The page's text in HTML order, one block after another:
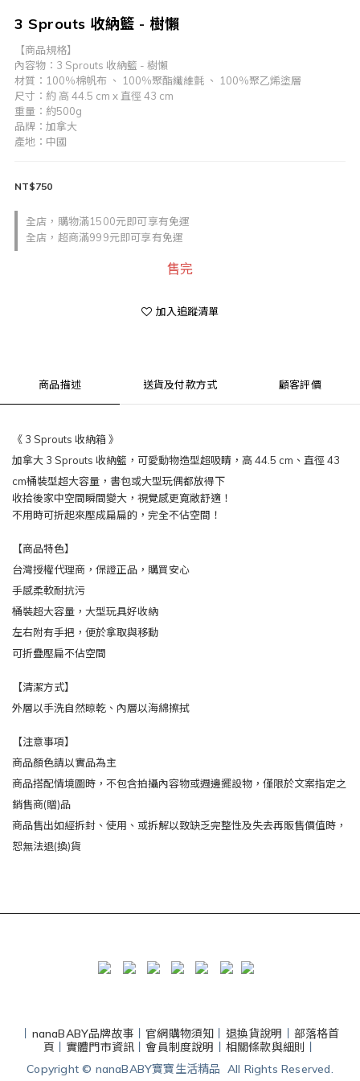
3 Sprouts 收納籃 - 樹懶
【商品規格】
內容物：3 Sprouts 收納籃 - 樹懶
材質：100％棉帆布 、 100％聚酯纖維氈 、 100％聚乙烯塗層
尺寸：約 高 44.5 cm x 直徑 43 cm
重量：約500g
品牌：加拿大
產地：中國
全店，購物滿1500元即可享有免運
全店，超商滿999元即可享有免運
NT$750
售完
加入追蹤清單
商品描述 送貨及付款方式 顧客評價
《 3 Sprouts 收納箱 》
加拿大 3 Sprouts 收納籃，可愛動物造型超吸睛，高 44.5 cm、直徑 43
cm桶裝型超大容量，書包或大型玩偶都放得下
收拾後家中空間瞬間變大，視覺感更寬敞舒適！
不用時可折起來壓成扁扁的，完全不佔空間！
【商品特色】
台灣授權代理商，保證正品，購買安心
手感柔軟耐抗污
桶裝超大容量，大型玩具好收納
左右附有手把，便於拿取與移動
可折疊壓扁不佔空間
【清潔方式】
外層以手洗自然晾乾、內層以海綿擦拭
【注意事項】
商品顏色請以實品為主
商品搭配情境圖時，不包含拍攝內容物或週邊擺設物，僅限於文案指定之
銷售商(贈)品
商品售出如經拆封、使用、或拆解以致缺乏完整性及失去再販售價值時，
恕無法退(換)貨
nanaBABY品牌故事 官網購物須知 退換貨說明
部落格首
頁
實體門市資訊 丨會員制度說明 相關條款與細則
Copyright © nanaBABY寶寶生活精品 All Rights Reserved.